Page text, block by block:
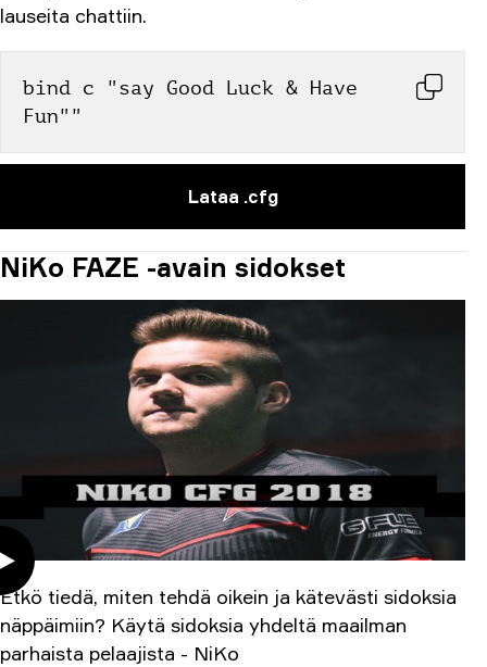
lauseita chattiin.
bind c "say Good Luck & Have
Fun""
Lataa .cfg
NiKo FAZE -avain sidokset
Etkö tiedä, miten tehdä oikein ja kätevästi sidoksia
näppäimiin? Käytä sidoksia yhdeltä maailman
parhaista pelaajista - NiKo